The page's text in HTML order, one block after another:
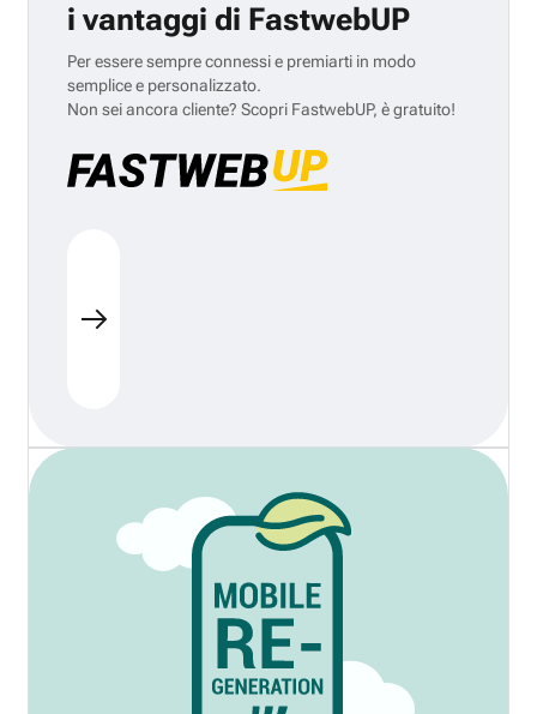
i vantaggi di FastwebUP
Per essere sempre connessi e premiarti in modo
semplice e personalizzato.
Non sei ancora cliente? Scopri FastwebUP, è gratuito!